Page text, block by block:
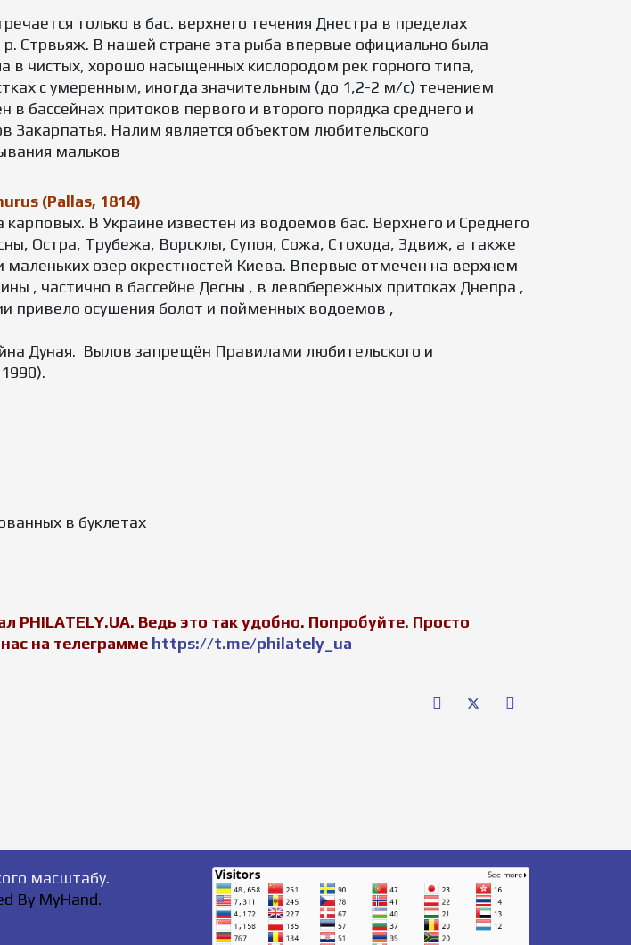
только в бас. верхнего течения Днестра в пределах
р. Стрвьяж. В нашей стране эта рыба впервые официально была
в чистых, хорошо насыщенных кислородом рек горного типа,
с умеренным, иногда значительным (до 1,2-2 м/с) течением
в бассейнах притоков первого и второго порядка среднего и
Закарпатья. Налим является объектом любительского
мальков
(Pallas, 1814)
В Украине известен из водоемов бас. Верхнего и Среднего
Остра, Трубежа, Ворсклы, Супоя, Сожа, Стохода, Здвиж, а также
озер окрестностей Киева. Впервые отмечен на верхнем
, частично в бассейне Десны , в левобережных притоках Днепра ,
привело осушения болот и пойменных водоемов ,
Дуная. Вылов запрещён Правилами любительского и
в буклетах
Ведь это так удобно. Попробуйте. Просто
на телеграмме https://t.me/philately_ua
By MyHand.